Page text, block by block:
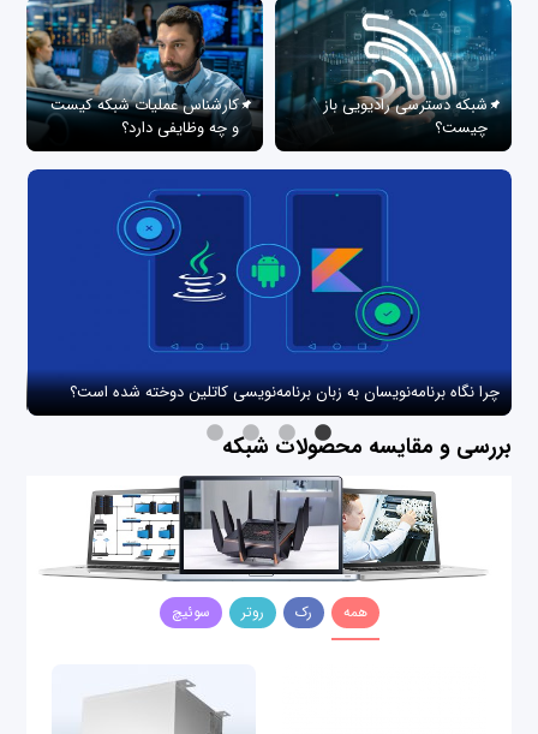
شبکه دسترسی رادیویی باز
چیست؟
کارشناس عملیات شبکه کیست
و چه وظایفی دارد؟
چرا نگاه برنامه‌نویسان به زبان برنامه‌نویسی کاتلین دوخته شده است؟
بررسی و مقایسه محصولات شبکه
همه رک روتر سوئیچ